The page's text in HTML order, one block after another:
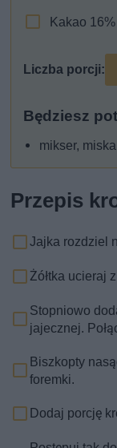
Kakao
Liczba porcji:
Będziesz
mikser,
Przepis
Jajka rozdziel
Żółtka ucieraj
Stopniowo
jajecznej.
Biszkopty
foremki.
Dodaj porcję